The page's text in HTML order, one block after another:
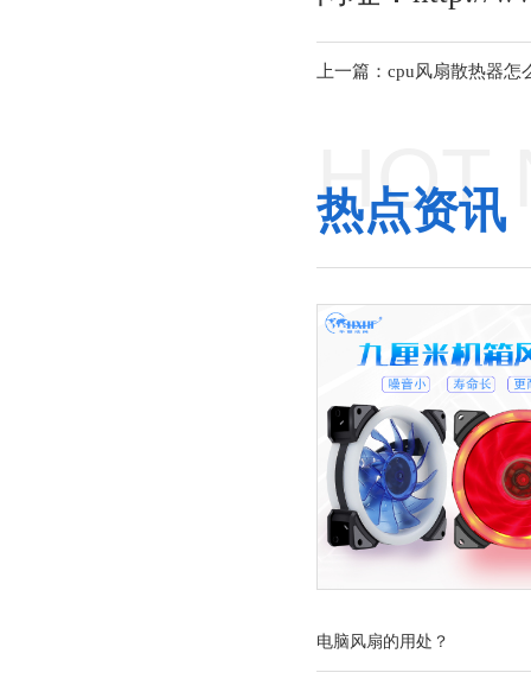
上一篇：cpu风扇散热器怎
HOT
热点资讯
电脑风扇的用处？